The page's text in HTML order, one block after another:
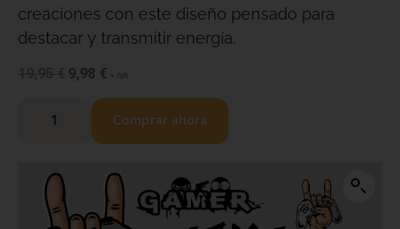
creaciones con este diseño pensado para
destacar y transmitir energía.
9,98 € + IVA
Comprar ahora